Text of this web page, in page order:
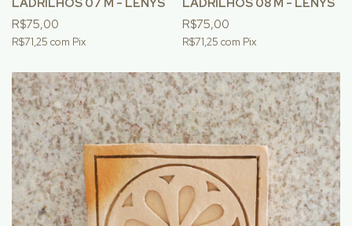
LADRILHOS 07 M - LENYS
R$75,00
R$71,25 com Pix
LADRILHOS 08 M - LENYS
R$75,00
R$71,25 com Pix